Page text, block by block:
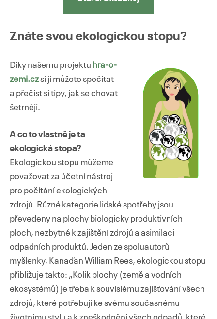
Znáte svou ekologickou stopu?
Díky našemu projektu hra-o-
zemi.czsi ji můžete spočítat
a přečíst si tipy, jak se chovat
šetrněji.
A co to vlastně je ta
ekologická stopa?
Ekologickou stopu můžeme
považovat za účetní nástroj
pro počítání ekologických
zdrojů. Různé kategorie lidské spotřeby jsou
převedeny na plochy biologicky produktivních
ploch, nezbytné k zajištění zdrojů a asimilaci
odpadních produktů. Jeden ze spoluautorů
myšlenky, Kanaďan William Rees, ekologickou stopu
přibližuje takto: „Kolik plochy (země a vodních
ekosystémů) je třeba k souvislému zajišťování všech
zdrojů, které potřebuji ke svému současnému